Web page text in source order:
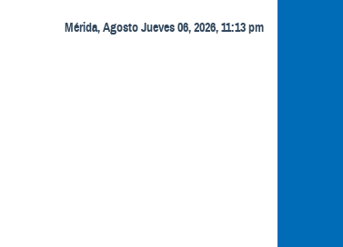
Mérida, Agosto Jueves 06, 2026, 11:13 pm